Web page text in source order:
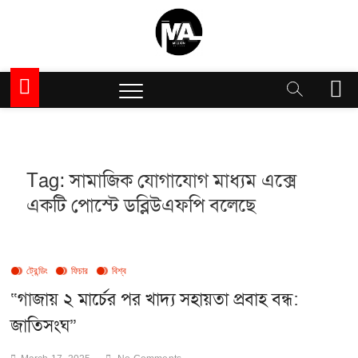
Million Articles
M
e
Tag:সামাজিক যোগাযোগ মাধ্যম এক্সে
একটি পোস্টে ডব্লিউএফপি বলেছে
ট্রেন্ডিং ফিচার বিশ্ব
“গাজায় ২ মার্চের পর খাদ্য সহায়তা প্রবাহ বন্ধ:
জাতিসংঘ”